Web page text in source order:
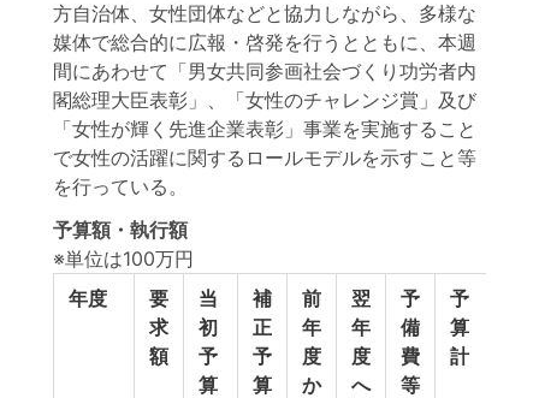
方自治体、女性団体などと協力しながら、多様な
媒体で総合的に広報・啓発を行うとともに、本週
間にあわせて「男女共同参画社会づくり功労者内
閣総理大臣表彰」、「女性のチャレンジ賞」及び
「女性が輝く先進企業表彰」事業を実施すること
で女性の活躍に関するロールモデルを示すこと等
を行っている。
予算額・執行額
※単位は100万円
年度
要
求
額
当
初
予
算
補
正
予
算
前
年
度
か
翌
年
度
へ
予
備
費
等
予
算
計